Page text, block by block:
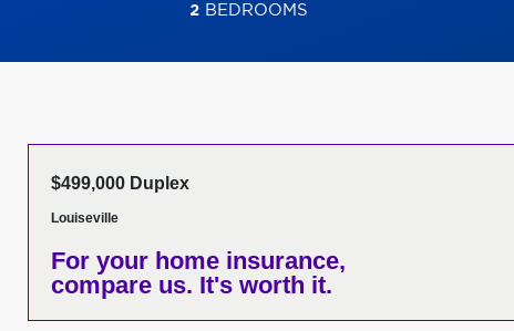
2BEDROOMS
$499,000 Duplex
Louiseville
For your home insurance,
compare us. It's worth it.